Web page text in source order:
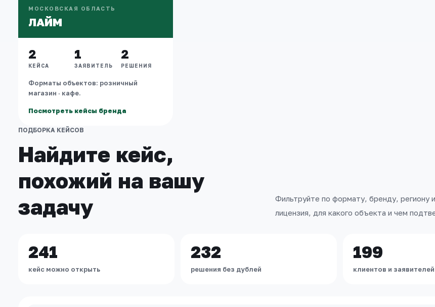
МОСКОВСКАЯ ОБЛАСТЬ
ЛАЙМ
2
КЕЙСА
1
ЗАЯВИТЕЛЬ
2
РЕШЕНИЯ
Форматы объектов: розничный
магазин · кафе.
Посмотреть кейсы бренда
ПОДБОРКА КЕЙСОВ
Найдите кейс,
похожий на вашу
задачу
Фильтруйте по формату, бренду, региону
лицензия, для какого объекта и чем
241
кейс можно открыть
232
решения без дублей
199
клиентов и заявителей